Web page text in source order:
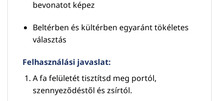
bevonatot képez
Beltérben és kültérben egyaránt tökéletes
választás
Felhasználási javaslat:
A fa felületét tisztítsd meg portól,
szennyeződéstől és zsírtól.